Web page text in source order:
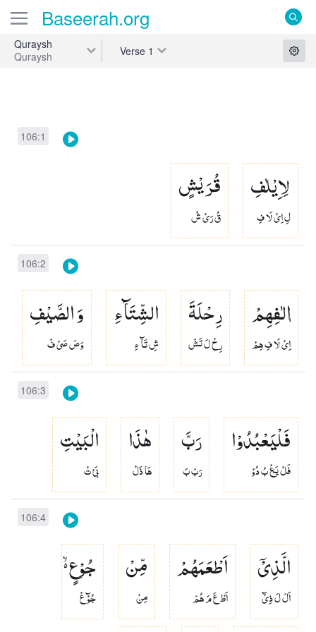
Baseerah.org
Quraysh
Quraysh
Verse 1
106:1
لِاِیْلٰفِ
لِ اِىْ لَا فِ
قُرَیْشٍ
قُ رَىْ شْ
106:2
اٖلٰفِهِمْ
اِىْ لَا فِ هِمْ
رِحْلَةَ
رِحْ لَ تَشّ
الشِّتَآءِ
شِ تَآ ءِ
وَ الصَّیْفِ
وَصّ صَىْ فْ
106:3
فَلْیَعْبُدُوْا
فَلْ يَعْ بُ دُوْ
رَبَّ
رَبّ بَ
هٰذَا
هَا ذَلْ
الْبَیْتِ
بَىْ تْ
106:4
الَّذِیْۤ
اَلّ لَ ذِىْٓ
اَطْعَمَهُمْ
اَطْ عَ مَ هُمّ
مِّنْ
مِنْ
جُوْعٍ ۙ۬
جُوْٓ عْ